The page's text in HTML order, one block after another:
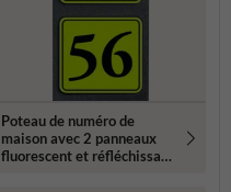
Poteau de numéro de
maison avec 2 panneaux
fluorescent et réfléchissant